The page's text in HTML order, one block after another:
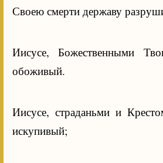
Своею смерти державу
Иисусе, Божественными
обоживый.
Иисусе, страданьми и
искупивый;